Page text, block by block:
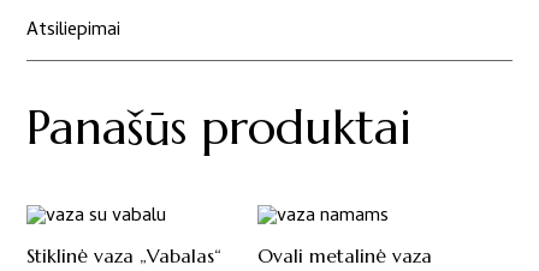
Atsiliepimai
Panašūs produktai
Stiklinė vaza „Vabalas“ Ovali metalinė vaza